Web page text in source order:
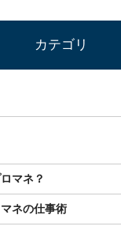
カテゴリ
マネ？
ネの仕事術